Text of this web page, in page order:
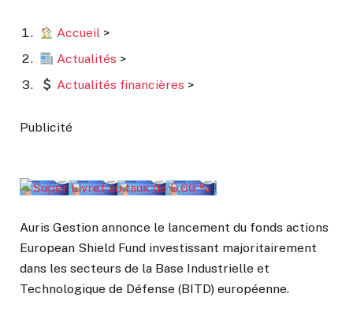
Accueil>
Actualités >
Actualités financières >
Publicité
Auris Gestion annonce le lancement du fonds actions
European Shield Fund investissant majoritairement
dans les secteurs de la Base Industrielle et
Technologique de Défense (BITD) européenne.